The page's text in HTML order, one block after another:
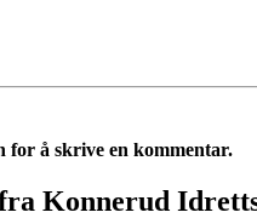
for å skrive en kommentar.
Konnerud